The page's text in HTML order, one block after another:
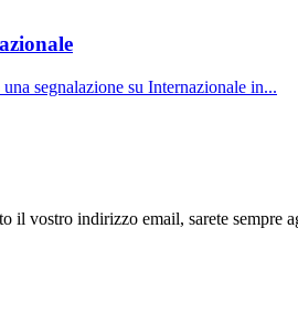
segnalazione su Internazionale in...
il vostro indirizzo email, sarete sempre